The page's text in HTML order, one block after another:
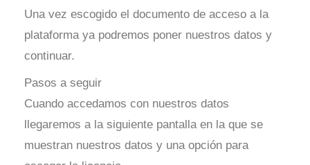
Una vez escogido el documento de acceso a la
plataforma ya podremos poner nuestros datos y
continuar.
Pasos a seguir
Cuando accedamos con nuestros datos
llegaremos a la siguiente pantalla en la que se
muestran nuestros datos y una opción para